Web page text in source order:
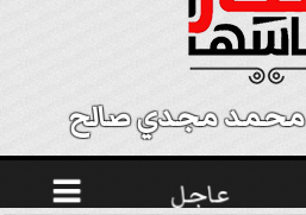
محمد مجدي صالح
عاجل 